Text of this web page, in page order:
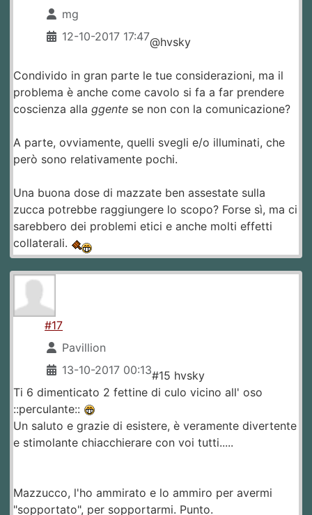
mg
12-10-2017 17:47@hvsky
Condivido in gran parte le tue considerazioni, ma il
problema è anche come cavolo si fa a far prendere
coscienza alla ggente se non con la comunicazione?
A parte, ovviamente, quelli svegli e/o illuminati, che
però sono relativamente pochi.
Una buona dose di mazzate ben assestate sulla
zucca potrebbe raggiungere lo scopo? Forse sì, ma ci
sarebbero dei problemi etici e anche molti effetti
collaterali.
#17
Pavillion
13-10-2017 00:13#15 hvsky
Ti 6 dimenticato 2 fettine di culo vicino all' oso
::perculante::
Un saluto e grazie di esistere, è veramente divertente
e stimolante chiacchierare con voi tutti.....
Mazzucco, l'ho ammirato e lo ammiro per avermi
"sopportato", per sopportarmi. Punto.